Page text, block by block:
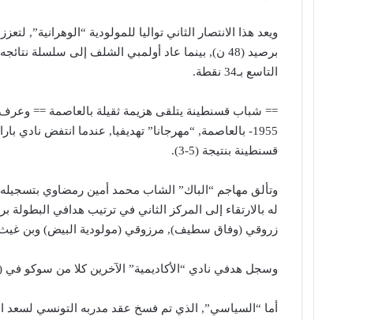
ويعد هذا الانتصار الثاني تواليا للمولودية “الوهرانية”,
برصيد (48 ن), بينما عاد أولمبي الشلف إلى سلسلة
التاسع بـ34 نقطة.
1955- بالعاصمة, “مهرجانا” تهديفيا, عندما انتفض
قسنطينة بنتيجة (5-3).
زروقي (وفاق سطيف), مرزوقي (مولودية البيض) وبن غيث
وسجل هدفي نادي “الأكاديمية” الآخرين كلا من سوكو في (د 18) ورقيق (د
أما “السياسي”, الذي تم فسخ عقد مدربه التونسي